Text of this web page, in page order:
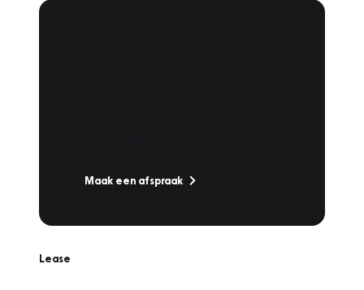
Maak een afspraak
Lease